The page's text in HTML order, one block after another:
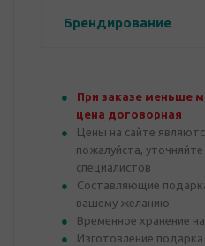
Брендирование
При заказе меньше
цена договорная
Цены на сайте
пожалуйста,
специалистов
Составляющие
вашему желанию
Временное хранение
Изготовление